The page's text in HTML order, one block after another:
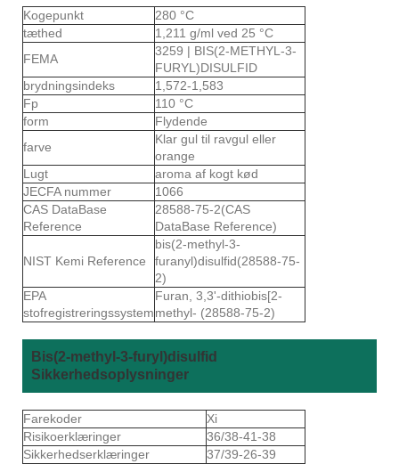
Kogepunkt
280 °C
tæthed
1,211 g/ml ved 25 °C
FEMA
3259 | BIS(2-METHYL-3-
FURYL)DISULFID
brydningsindeks
1,572-1,583
Fp
110 °C
form
Flydende
farve
Klar gul til ravgul eller
orange
Lugt
aroma af kogt kød
JECFA nummer
1066
CAS DataBase
Reference
28588-75-2(CAS
DataBase Reference)
NIST Kemi Reference
bis(2-methyl-3-
furanyl)disulfid(28588-75-
2)
EPA
stofregistreringssystem
Furan, 3,3'-dithiobis[2-
methyl- (28588-75-2)
Bis(2-methyl-3-furyl)disulfid
Sikkerhedsoplysninger
Farekoder
Xi
Risikoerklæringer
36/38-41-38
Sikkerhedserklæringer
37/39-26-39